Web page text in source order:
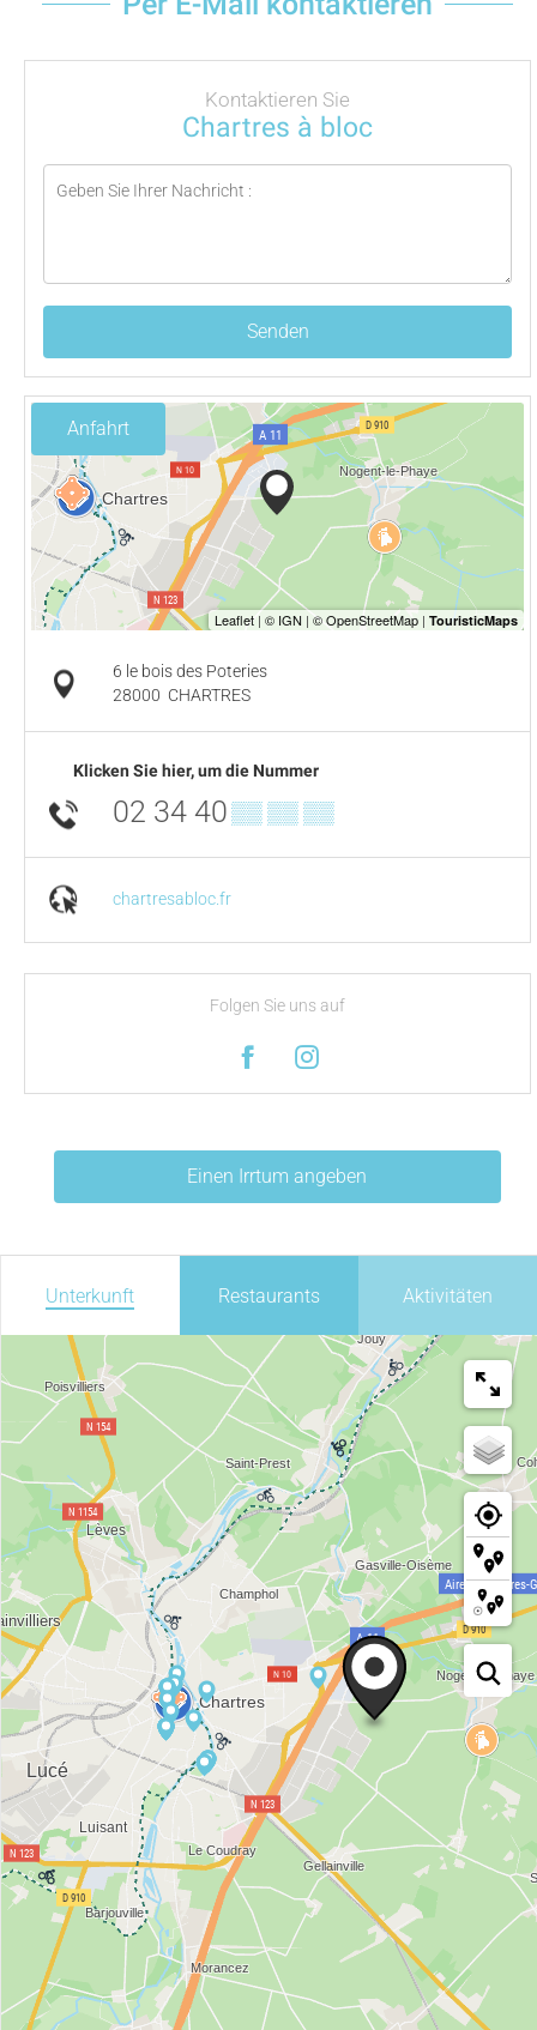
Kontaktieren Sie
Chartres à bloc
Senden
Anfahrt
6 le bois des Poteries
28000 CHARTRES
Klicken Sie hier, um die Nummer
02 34 40 ▒▒ ▒▒ ▒▒
chartresabloc.fr
Folgen Sie uns auf
Einen Irrtum angeben
Unterkunft Restaurants Aktivitäten